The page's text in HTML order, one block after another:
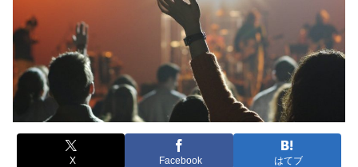
X Facebook はてブ